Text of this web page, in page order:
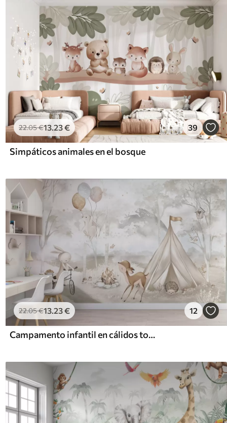
22.05€13.23€ 39
Simpáticos animales en el bosque
22.05€13.23€ 12
Campamento infantil en cálidos tonos beige, con tienda de campaña y animales del bosque